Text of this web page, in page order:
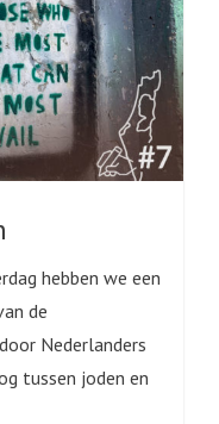
hebben we een
de
Nederlanders
tussen joden en